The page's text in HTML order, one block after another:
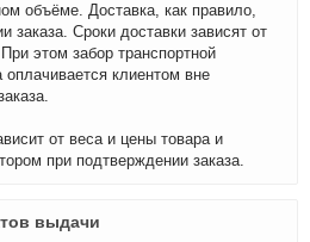
объёме. Доставка, как правило,
заказа. Сроки доставки зависят от
этом забор транспортной
клиентом вне
от веса и цены товара и
при подтверждении заказа.
выдачи